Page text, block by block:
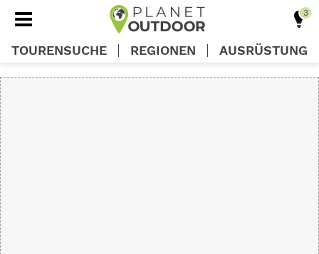
TOURENSUCHE REGIONEN AUSRÜSTUNG